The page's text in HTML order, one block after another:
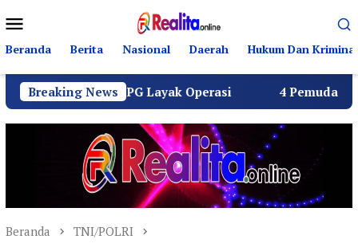
ke
kontenMobile
Beranda Berita Nasional Daerah Hukum Dan Kriminal
Breaking News
SPPG Layak Operasi 4 Pemuda Bungur Raya
Beranda TNI/POLRI